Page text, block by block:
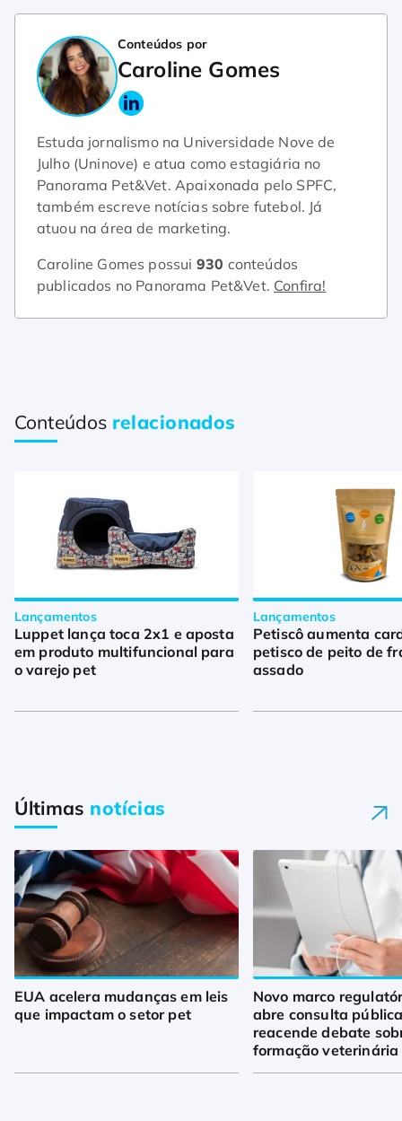
Conteúdos por
Caroline Gomes
Estuda jornalismo na Universidade Nove de
Julho (Uninove) e atua como estagiária no
Panorama Pet&Vet. Apaixonada pelo SPFC,
também escreve notícias sobre futebol. Já
atuou na área de marketing.
Caroline Gomes possui 930 conteúdos
publicados no Panorama Pet&Vet. Confira!
Conteúdos relacionados
Lançamentos
Luppet lança toca 2x1 e aposta
em produto multifuncional para
o varejo pet
Lançamentos
Petiscô aumenta
petisco de peito de
assado
Últimas notícias
EUA acelera mudanças em leis
que impactam o setor pet
Novo marco
abre consulta
reacende debate
formação veterinária